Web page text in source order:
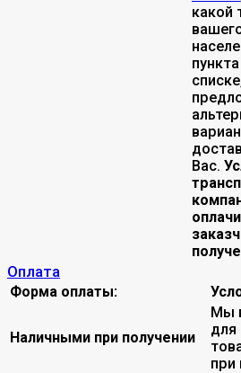
какой
Вас.
Оплата
Форма оплаты:
Наличными при получении
Мы
для
при